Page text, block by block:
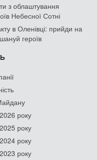
з облаштування
Небесної Сотні
в Оленівці: прийди на
героїв
року
року
року
року